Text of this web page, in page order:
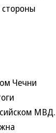
Чечни
МВД.